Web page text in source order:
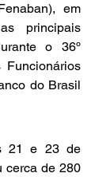
em
principais
o 36º
Funcionários
do Brasil
21 e 23 de
cerca de 280